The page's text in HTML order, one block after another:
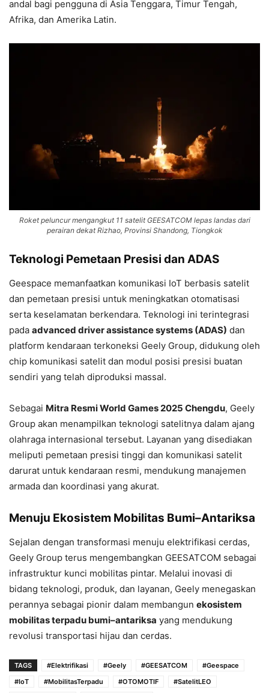
andal bagi pengguna di Asia Tenggara, Timur Tengah,
Afrika, dan Amerika Latin.
Roket peluncur mengangkut 11 satelit GEESATCOM lepas landas dari
perairan dekat Rizhao, Provinsi Shandong, Tiongkok
Teknologi Pemetaan Presisi dan ADAS
Geespace memanfaatkan komunikasi IoT berbasis satelit
dan pemetaan presisi untuk meningkatkan otomatisasi
serta keselamatan berkendara. Teknologi ini terintegrasi
pada advanced driver assistance systems (ADAS) dan
platform kendaraan terkoneksi Geely Group, didukung oleh
chip komunikasi satelit dan modul posisi presisi buatan
sendiri yang telah diproduksi massal.
Sebagai Mitra Resmi World Games 2025 Chengdu, Geely
Group akan menampilkan teknologi satelitnya dalam ajang
olahraga internasional tersebut. Layanan yang disediakan
meliputi pemetaan presisi tinggi dan komunikasi satelit
darurat untuk kendaraan resmi, mendukung manajemen
armada dan koordinasi yang akurat.
Menuju Ekosistem Mobilitas Bumi–Antariksa
Sejalan dengan transformasi menuju elektrifikasi cerdas,
Geely Group terus mengembangkan GEESATCOM sebagai
infrastruktur kunci mobilitas pintar. Melalui inovasi di
bidang teknologi, produk, dan layanan, Geely menegaskan
perannya sebagai pionir dalam membangun ekosistem
mobilitas terpadu bumi–antariksa yang mendukung
revolusi transportasi hijau dan cerdas.
TAGS #Elektrifikasi #Geely #GEESATCOM
#Geespace
#IoT
#MobilitasTerpadu #OTOMOTIF
#SatelitLEO